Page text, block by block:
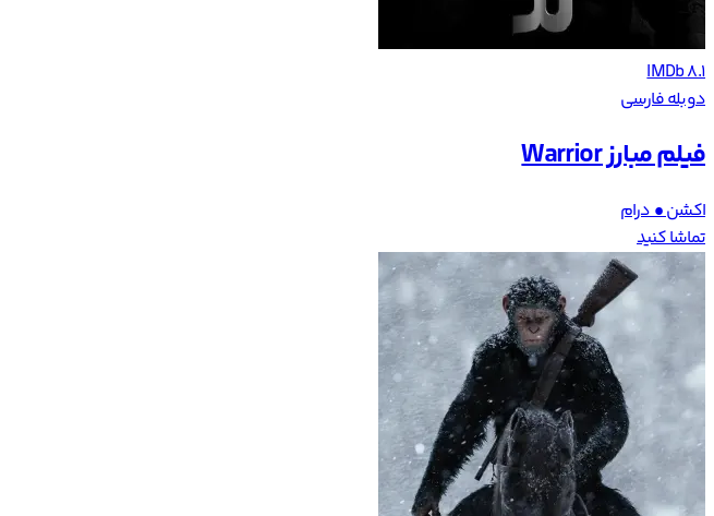
IMDb 8.1
دوبله فارسی
فیلم مبارز Warrior
اکشن • درام
تماشا کنید